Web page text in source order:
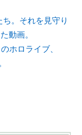
。それを見守り
動画。
ホロライブ、